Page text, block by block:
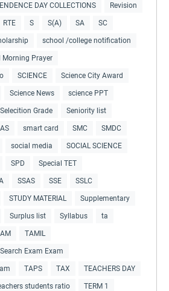
DAY COLLECTIONS Revision
RTE S S(A) SA SC
school /college notification
Morning Prayer
SCIENCE Science City Award
Science News science PPT
Selecition Grade Seniority list
smart card SMC SMDC
social media SOCIAL SCIENCE
SPD Special TET
SSAS SSE SSLC
STUDY MATERIAL Supplementary
Surplus list Syllabus ta
TAMIL
Exam Exam
TAPS TAX TEACHERS DAY
students ratio TERM 1